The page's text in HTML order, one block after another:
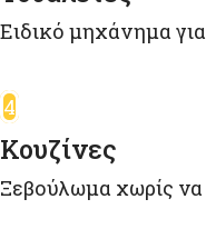
Ειδικό μηχάνημα
4
Κουζίνες
Ξεβούλωμα χωρίς να